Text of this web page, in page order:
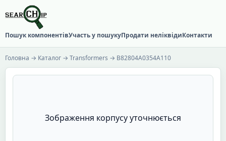
Пошук компонентівУчасть у пошукуПродати неліквідиКонтакти
Головна → Каталог → Transformers → B82804A0354A110
Зображення корпусу уточнюється